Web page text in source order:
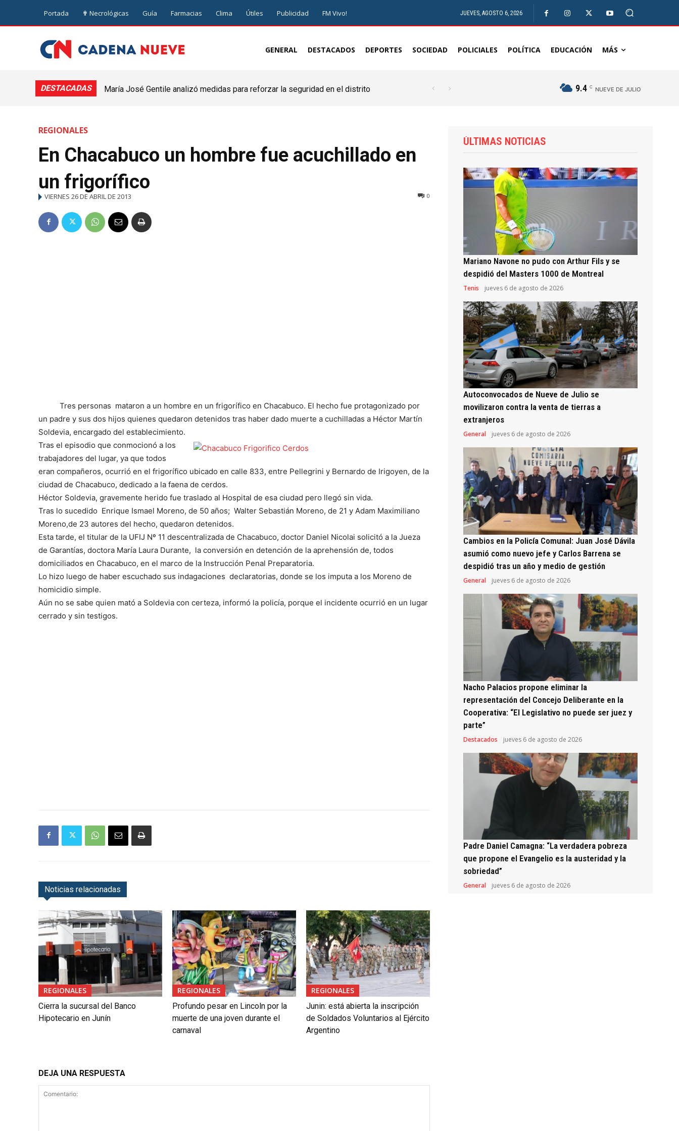
Portada ✟ Necrológicas Guía Farmacias Clima Útiles Publicidad FM Vivo! JUEVES, AGOSTO 6, 2026
GENERAL DESTACADOS DEPORTES SOCIEDAD POLICIALES POLÍTICA EDUCACIÓN MÁS
DESTACADAS
María José Gentile analizó medidas para reforzar la seguridad en el distrito
9.4 C NUEVE DE JULIO
REGIONALES
En Chacabuco un hombre fue acuchillado en
un frigorífico
VIERNES 26 DE ABRIL DE 2013 0
Tres personas mataron a un hombre en un frigorífico en Chacabuco. El hecho fue protagonizado por
un padre y sus dos hijos quienes quedaron detenidos tras haber dado muerte a cuchilladas a Héctor Martín
Soldevia, encargado del establecimiento.
Tras el episodio que conmocionó a los
trabajadores del lugar, ya que todos
eran compañeros, ocurrió en el frigorífico ubicado en calle 833, entre Pellegrini y Bernardo de Irigoyen, de la
ciudad de Chacabuco, dedicado a la faena de cerdos.
Héctor Soldevia, gravemente herido fue traslado al Hospital de esa ciudad pero llegó sin vida.
Tras lo sucedido Enrique Ismael Moreno, de 50 años; Walter Sebastián Moreno, de 21 y Adam Maximiliano
Moreno,de 23 autores del hecho, quedaron detenidos.
Esta tarde, el titular de la UFIJ Nº 11 descentralizada de Chacabuco, doctor Daniel Nicolai solicitó a la Jueza
de Garantías, doctora María Laura Durante, la conversión en detención de la aprehensión de, todos
domiciliados en Chacabuco, en el marco de la Instrucción Penal Preparatoria.
Lo hizo luego de haber escuchado sus indagaciones declaratorias, donde se los imputa a los Moreno de
homicidio simple.
Aún no se sabe quien mató a Soldevia con certeza, informó la policía, porque el incidente ocurrió en un lugar
cerrado y sin testigos.
Noticias relacionadas
REGIONALES
Cierra la sucursal del Banco
Hipotecario en Junín
REGIONALES
Profundo pesar en Lincoln por la
muerte de una joven durante el
carnaval
REGIONALES
Junin: está abierta la inscripción
de Soldados Voluntarios al Ejército
Argentino
DEJA UNA RESPUESTA
ÚLTIMAS NOTICIAS
Mariano Navone no pudo con Arthur Fils y se
despidió del Masters 1000 de Montreal
Tenis jueves 6 de agosto de 2026
Autoconvocados de Nueve de Julio se
movilizaron contra la venta de tierras a
extranjeros
General jueves 6 de agosto de 2026
Cambios en la Policía Comunal: Juan José Dávila
asumió como nuevo jefe y Carlos Barrena se
despidió tras un año y medio de gestión
General jueves 6 de agosto de 2026
Nacho Palacios propone eliminar la
representación del Concejo Deliberante en la
Cooperativa: “El Legislativo no puede ser juez y
parte”
Destacados jueves 6 de agosto de 2026
Padre Daniel Camagna: “La verdadera pobreza
que propone el Evangelio es la austeridad y la
sobriedad”
General jueves 6 de agosto de 2026